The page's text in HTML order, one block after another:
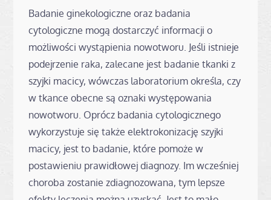
Badanie ginekologiczne oraz badania
cytologiczne mogą dostarczyć informacji o
możliwości wystąpienia nowotworu. Jeśli istnieje
podejrzenie raka, zalecane jest badanie tkanki z
szyjki macicy, wówczas laboratorium określa, czy
w tkance obecne są oznaki występowania
nowotworu. Oprócz badania cytologicznego
wykorzystuje się także elektrokonizację szyjki
macicy, jest to badanie, które pomoże w
postawieniu prawidłowej diagnozy. Im wcześniej
choroba zostanie zdiagnozowana, tym lepsze